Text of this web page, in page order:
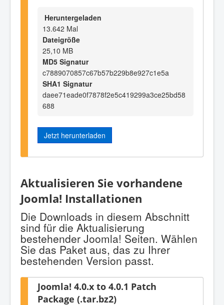
Heruntergeladen
13.642 Mal
Dateigröße
25,10 MB
MD5 Signatur
c7889070857c67b57b229b8e927c1e5a
SHA1 Signatur
daee71eade0f7878f2e5c419299a3ce25bd58
688
Jetzt herunterladen
Aktualisieren Sie vorhandene
Joomla! Installationen
Die Downloads in diesem Abschnitt
sind für die Aktualisierung
bestehender Joomla! Seiten. Wählen
Sie das Paket aus, das zu Ihrer
bestehenden Version passt.
Joomla! 4.0.x to 4.0.1 Patch
Package (.tar.bz2)